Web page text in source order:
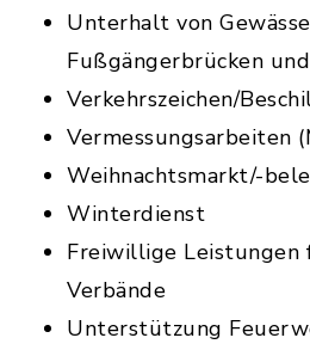
Unterhalt von
Fußgängerbrücken
Verkehrszeichen/
Vermessungsarbeiten
Weihnachtsmarkt/-
Winterdienst
Freiwillige Leistungen
Verbände
Unterstützung